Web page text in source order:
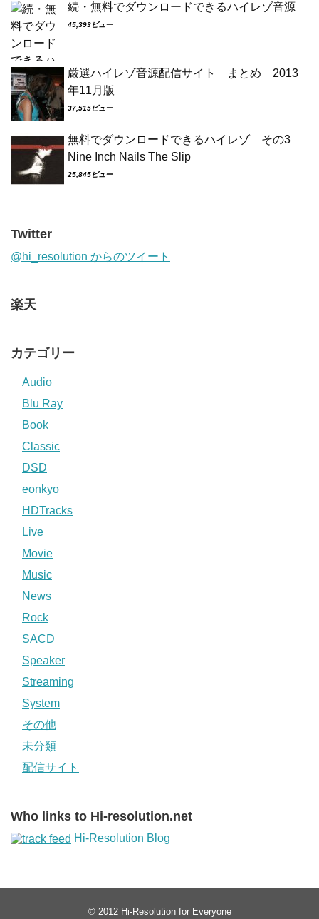
続・無料でダウンロードできるハイレゾ音源
45,393ビュー
厳選ハイレゾ音源配信サイト まとめ 2013
年11月版
37,515ビュー
無料でダウンロードできるハイレゾ その3
Nine Inch Nails The Slip
25,845ビュー
Twitter
@hi_resolution からのツイート
楽天
カテゴリー
Audio
Blu Ray
Book
Classic
DSD
eonkyo
HDTracks
Live
Movie
Music
News
Rock
SACD
Speaker
Streaming
System
その他
未分類
配信サイト
Who links to Hi-resolution.net
Hi-Resolution Blog
© 2012 Hi-Resolution for Everyone